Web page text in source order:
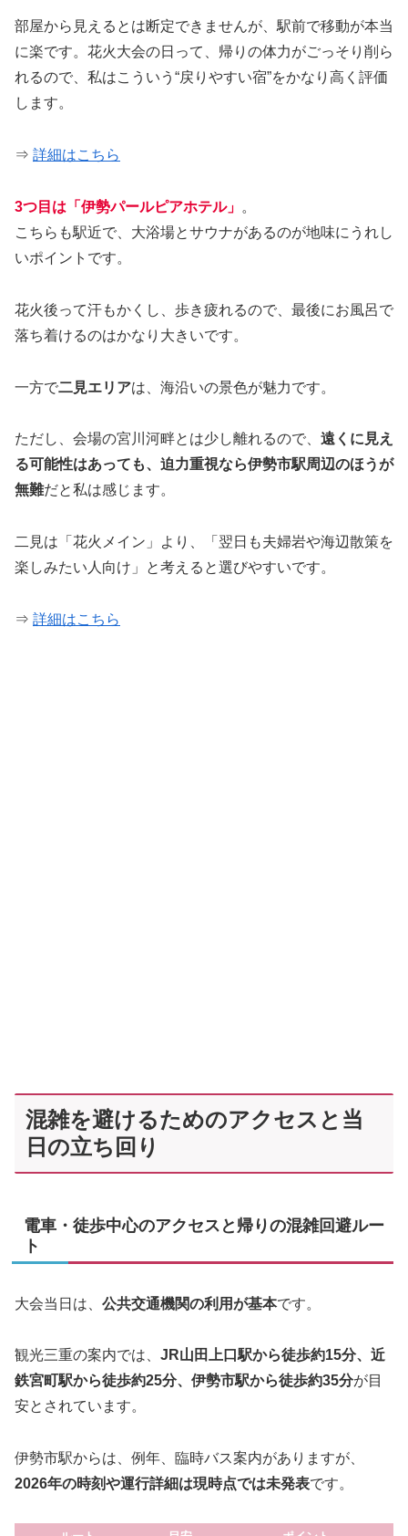
部屋から見えるとは断定できませんが、駅前で移動が本当
に楽です。花火大会の日って、帰りの体力がごっそり削ら
れるので、私はこういう“戻りやすい宿”をかなり高く評価
します。
⇒ 詳細はこちら
3つ目は「伊勢パールピアホテル」 。
こちらも駅近で、大浴場とサウナがあるのが地味にうれし
いポイントです。
花火後って汗もかくし、歩き疲れるので、最後にお風呂で
落ち着けるのはかなり大きいです。
一方で二見エリアは、海沿いの景色が魅力です。
ただし、会場の宮川河畔とは少し離れるので、 遠くに見え
る可能性はあっても、迫力重視なら伊勢市駅周辺のほうが
無難だと私は感じます。
二見は「花火メイン」より、「翌日も夫婦岩や海辺散策を
楽しみたい人向け」と考えると選びやすいです。
⇒ 詳細はこちら
混雑を避けるためのアクセスと当
日の立ち回り
電車・徒歩中心のアクセスと帰りの混雑回避ルー
ト
大会当日は、 公共交通機関の利用が基本です。
観光三重の案内では、 JR山田上口駅から徒歩約15分、近
鉄宮町駅から徒歩約25分、伊勢市駅から徒歩約35分が目
安とされています。
伊勢市駅からは、例年、臨時バス案内がありますが、
2026年の時刻や運行詳細は現時点では未発表です。